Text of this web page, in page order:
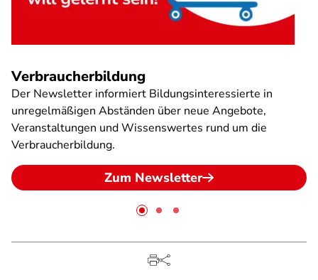
Verbraucherbildung
Der Newsletter informiert Bildungsinteressierte in
unregelmäßigen Abständen über neue Angebote,
Veranstaltungen und Wissenswertes rund um die
Verbraucherbildung.
Zum Newsletter